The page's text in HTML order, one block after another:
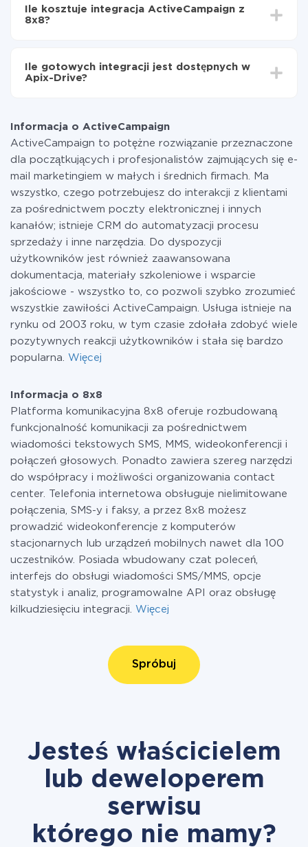
ActiveCampaign do 8x8
od 5 do 30 minut. Konfiguracja zajmuje średnio 10-15
minut.
Ile kosztuje integracja ActiveCampaign z
8x8?
Płacisz tylko za ilość danych, która faktycznie jest
przekazywana z jednego z Twoich systemów do
w razie potrzeby przełączyć się na płatną. Więcej
informacji otaryfach.
Ile gotowych integracji jest dostępnych w
Apix-Drive?
Informacja o ActiveCampaign
ActiveCampaign to potężne rozwiązanie przeznaczone
dla początkujących i profesjonalistów zajmujących się e-
mail marketingiem w małych i średnich firmach. Ma
wszystko, czego potrzebujesz do interakcji z klientami
za pośrednictwem poczty elektronicznej i innych
kanałów; istnieje CRM do automatyzacji procesu
sprzedaży i inne narzędzia. Do dyspozycji
użytkowników jest również zaawansowana
dokumentacja, materiały szkoleniowe i wsparcie
jakościowe - wszystko to, co pozwoli szybko zrozumieć
wszystkie zawiłości ActiveCampaign. Usługa istnieje na
rynku od 2003 roku, w tym czasie zdołała zdobyć wiele
pozytywnych reakcji użytkowników i stała się bardzo
popularna. Więcej
Informacja o 8x8
Platforma komunikacyjna 8x8 oferuje rozbudowaną
funkcjonalność komunikacji za pośrednictwem
wiadomości tekstowych SMS, MMS, wideokonferencji i
połączeń głosowych. Ponadto zawiera szereg narzędzi
do współpracy i możliwości organizowania contact
center. Telefonia internetowa obsługuje nielimitowane
połączenia, SMS-y i faksy, a przez 8x8 możesz
prowadzić wideokonferencje z komputerów
stacjonarnych lub urządzeń mobilnych nawet dla 100
uczestników. Posiada wbudowany czat poleceń,
interfejs do obsługi wiadomości SMS/MMS, opcje
statystyk i analiz, programowalne API oraz obsługę
kilkudziesięciu integracji. Więcej
Spróbuj
Jesteś właścicielem
lub deweloperem
serwisu
którego nie mamy?